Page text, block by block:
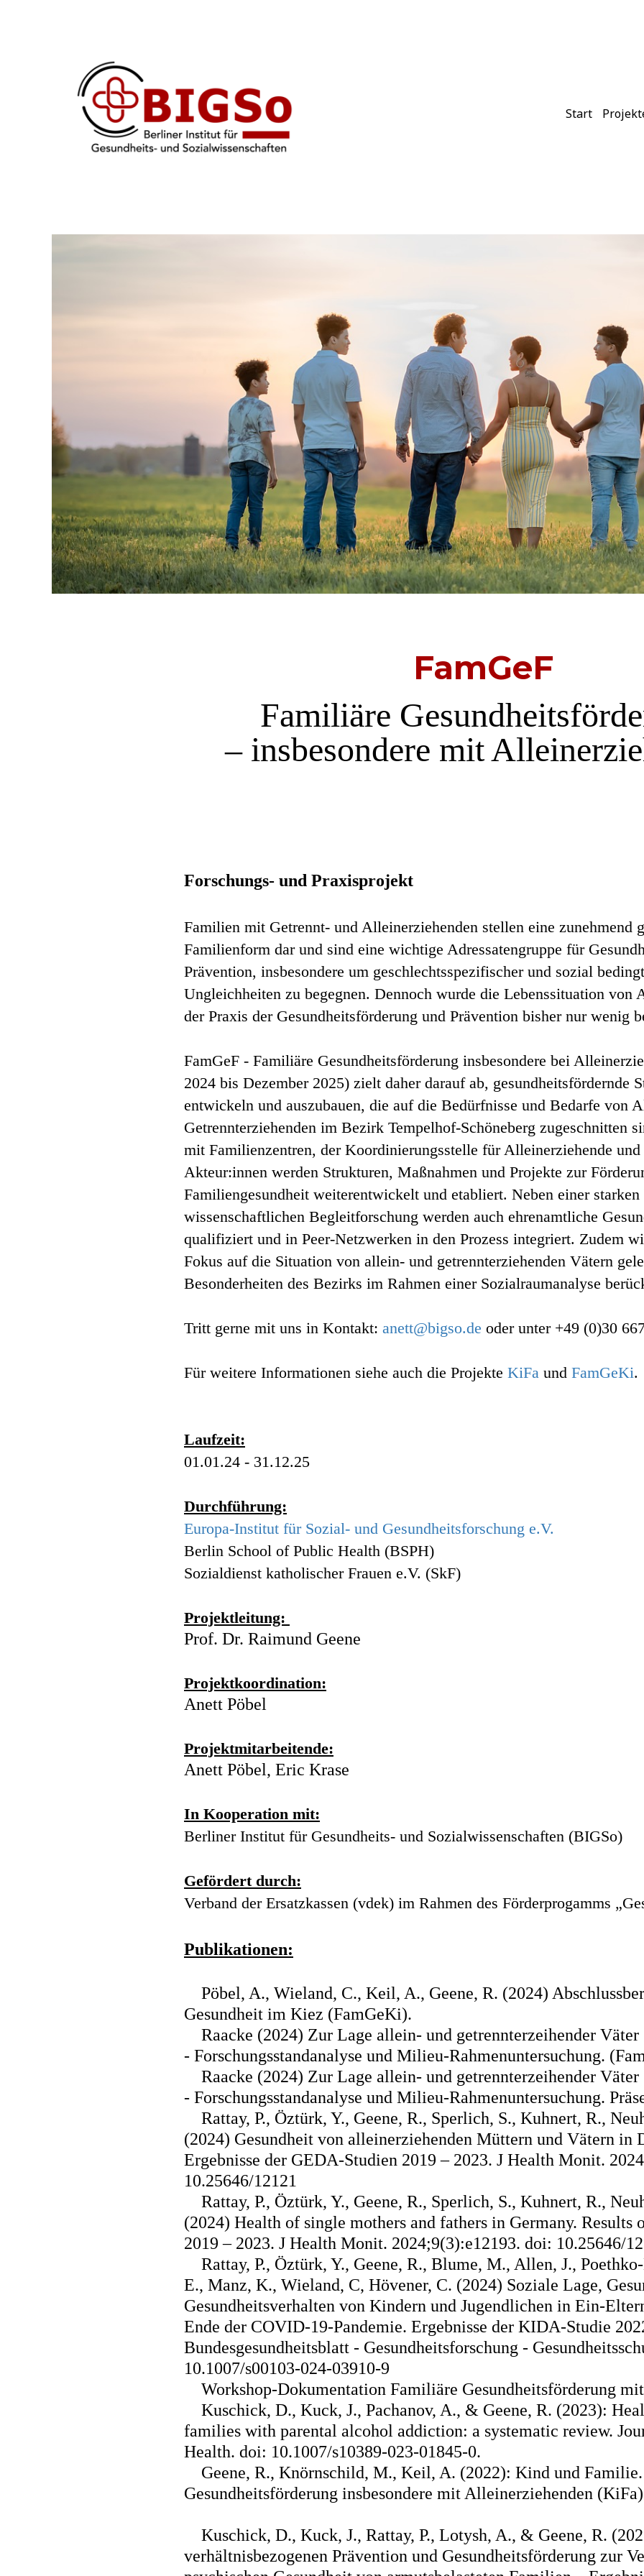
Start
FamGeF
Familiäre
– insbesondere mit
Forschungs- und Praxisprojekt
Familien mit Getrennt- und Alleinerziehenden stellen eine zunehmend
Familienform dar und sind eine wichtige Adressatengruppe für
Prävention, insbesondere um geschlechtsspezifischer und sozial
Ungleichheiten zu begegnen. Dennoch wurde die Lebenssituation von
der Praxis der Gesundheitsförderung und Prävention bisher nur wenig
FamGeF - Familiäre Gesundheitsförderung insbesondere bei
2024 bis Dezember 2025) zielt daher darauf ab, gesundheitsfördernde
entwickeln und auszubauen, die auf die Bedürfnisse und Bedarfe von
Getrennterziehenden im Bezirk Tempelhof-Schöneberg zugeschnitten
mit Familienzentren, der Koordinierungsstelle für Alleinerziehende
Akteur:innen werden Strukturen, Maßnahmen und Projekte zur
Familiengesundheit weiterentwickelt und etabliert. Neben einer starken
wissenschaftlichen Begleitforschung werden auch ehrenamtliche
qualifiziert und in Peer-Netzwerken in den Prozess integriert. Zudem
Fokus auf die Situation von allein- und getrennterziehenden Vätern
Besonderheiten des Bezirks im Rahmen einer Sozialraumanalyse
Tritt gerne mit uns in Kontakt: anett@bigso.de oder unter +49 (0)30
Für weitere Informationen siehe auch die Projekte KiFa und FamGeKi.
Laufzeit:
01.01.24 - 31.12.25
Durchführung:
Europa-Institut für Sozial- und Gesundheitsforschung e.V.
Berlin School of Public Health (BSPH)
Sozialdienst katholischer Frauen e.V. (SkF)
Projektleitung:
Prof. Dr. Raimund Geene
Projektkoordination:
Anett Pöbel
Projektmitarbeitende:
Anett Pöbel, Eric Krase
In Kooperation mit:
Berliner Institut für Gesundheits- und Sozialwissenschaften (BIGSo)
Gefördert durch:
Verband der Ersatzkassen (vdek) im Rahmen des Förderprogamms
Publikationen:
Pöbel, A., Wieland, C., Keil, A., Geene, R. (2024)
Gesundheit im Kiez (FamGeKi).
Raacke (2024) Zur Lage allein- und getrennterzeihender Väter
- Forschungsstandanalyse und Milieu-Rahmenuntersuchung.
Raacke (2024) Zur Lage allein- und getrennterzeihender Väter
- Forschungsstandanalyse und Milieu-Rahmenuntersuchung.
Rattay, P., Öztürk, Y., Geene, R., Sperlich, S., Kuhnert, R.,
(2024) Gesundheit von alleinerziehenden Müttern und Vätern in
Ergebnisse der GEDA-Studien 2019 – 2023. J Health Monit.
10.25646/12121
Rattay, P., Öztürk, Y., Geene, R., Sperlich, S., Kuhnert, R.,
(2024) Health of single mothers and fathers in Germany. Results
2019 – 2023. J Health Monit. 2024;9(3):e12193. doi: 10.25646/
Rattay, P., Öztürk, Y., Geene, R., Blume, M., Allen, J.,
E., Manz, K., Wieland, C, Hövener, C. (2024) Soziale Lage,
Gesundheitsverhalten von Kindern und Jugendlichen in Ein-
Ende der COVID-19-Pandemie. Ergebnisse der KIDA-Studie
Bundesgesundheitsblatt - Gesundheitsforschung -
10.1007/s00103-024-03910-9
Workshop-Dokumentation Familiäre Gesundheitsförderung
Kuschick, D., Kuck, J., Pachanov, A., & Geene, R. (2023):
families with parental alcohol addiction: a systematic review.
Health. doi: 10.1007/s10389-023-01845-0.
Geene, R., Knörnschild, M., Keil, A. (2022): Kind und
Gesundheitsförderung insbesondere mit Alleinerziehenden
Kuschick, D., Kuck, J., Rattay, P., Lotysh, A., & Geene, R.
verhältnisbezogenen Prävention und Gesundheitsförderung zur